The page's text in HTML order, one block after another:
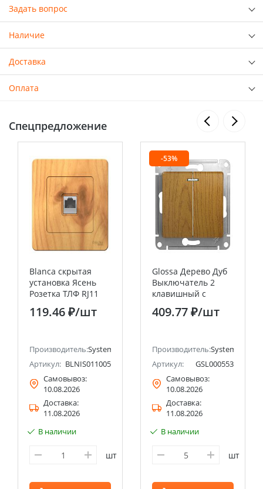
Задать вопрос
Наличие
Доставка
Оплата
Спецпредложение
(ранее Schneider Electric)
Blanca скрытая
установка Ясень
Розетка ТЛФ RJ11
Systeme Electric
(Schneider Electric)
119.46 ₽/шт
Производитель:Systeme Electric (ранее Schneider Electric)
Артикул: BLNIS011005
Самовывоз:
10.08.2026
Доставка:
11.08.2026
В наличии
шт
-53%
Glossa Дерево Дуб
Выключатель 2
клавишный с
подсветкой сх.5а
Systeme Electric
409.77 ₽/шт
Производитель:Systeme
Артикул:
GSL000553
Самовывоз:
10.08.2026
Доставка:
11.08.2026
В наличии
шт